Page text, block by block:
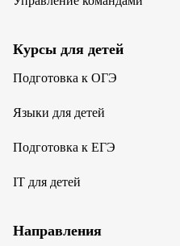
Курсы для детей
Подготовка к ОГЭ
Языки для детей
Подготовка к ЕГЭ
IT для детей
Направления